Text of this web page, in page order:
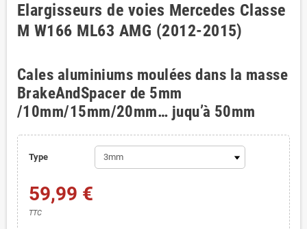
Elargisseurs de voies Mercedes Classe
M W166 ML63 AMG (2012-2015)
Cales aluminiums moulées dans la masse
BrakeAndSpacer de 5mm
/10mm/15mm/20mm… juqu’à 50mm
Type
59,99 €
TTC